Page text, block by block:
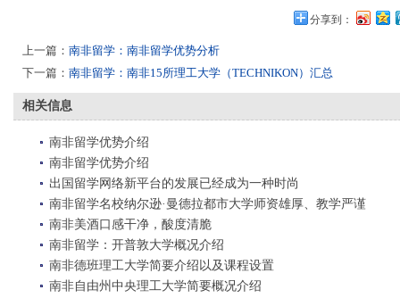
分享到：
上一篇： 南非留学：南非留学优势分析
下一篇： 南非留学：南非15所理工大学（TECHNIKON）汇总
相关信息
南非留学优势介绍
南非留学优势介绍
出国留学网络新平台的发展已经成为一种时尚
南非留学名校纳尔逊·曼德拉都市大学师资雄厚、教学严谨
南非美酒口感干净，酸度清脆
南非留学：开普敦大学概况介绍
南非德班理工大学简要介绍以及课程设置
南非自由州中央理工大学简要概况介绍